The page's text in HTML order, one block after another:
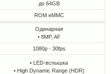
до 64GB
ROM eMMC
Одинарная
• 8MP, AF
1080p - 30fps
• LED-вспышка
• High Dynamic Range (HDR)